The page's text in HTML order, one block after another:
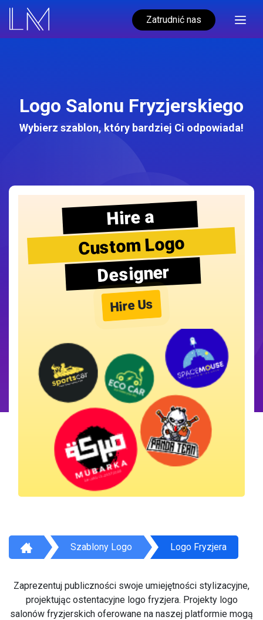
Zatrudnić nas
Logo Salonu Fryzjerskiego
Wybierz szablon, który bardziej Ci odpowiada!
Hire a
Custom Logo
Designer
Hire Us
Szablony Logo Logo Fryzjera
Zaprezentuj publiczności swoje umiejętności stylizacyjne,
projektując ostentacyjne logo fryzjera. Projekty logo
salonów fryzjerskich oferowane na naszej platformie mogą